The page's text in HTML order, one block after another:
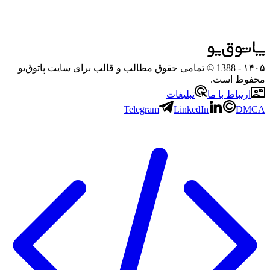
۱۴۰۵
- 1388 © تمامی حقوق مطالب و قالب برای سایت پاتوق‌یو
محفوظ است.
ارتباط با ما
تبلیغات
Telegram
LinkedIn DMCA